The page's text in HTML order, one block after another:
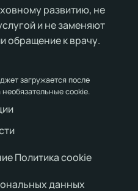
развитию, не
и не заменяют
обращение к врачу.
загружается после
необязательные cookie.
Политика cookie
данных